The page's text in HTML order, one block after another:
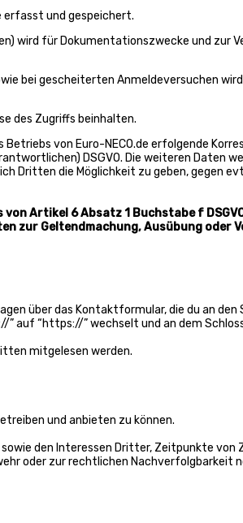
erfasst und gespeichert.
wird für Dokumentationszwecke und zur
bei gescheiterten Anmeldeversuchen
des Zugriffs beinhalten.
von Euro-NECO.de erfolgende
DSGVO. Die weiteren Daten
Dritten die Möglichkeit zu geben, gegen
Artikel 6 Absatz 1 Buchstabe f
zur Geltendmachung, Ausübung oder
über das Kontaktformular, die du an
” auf “https://” wechselt und an dem
mitgelesen werden.
und anbieten zu können.
den Interessen Dritter, Zeitpunkte
oder zur rechtlichen Nachverfolgbarkeit